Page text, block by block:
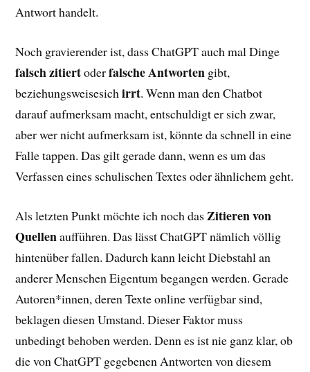
Antwort handelt.
Noch gravierender ist, dass ChatGPT auch mal Dinge
falsch zitiertoderfalsche Antworten gibt,
beziehungsweisesich irrt. Wenn man den Chatbot
darauf aufmerksam macht, entschuldigt er sich zwar,
aber wer nicht aufmerksam ist, könnte da schnell in eine
Falle tappen. Das gilt gerade dann, wenn es um das
Verfassen eines schulischen Textes oder ähnlichem geht.
Als letzten Punkt möchte ich noch dasZitieren von
Quellenaufführen. Das lässt ChatGPT nämlich völlig
hintenüber fallen. Dadurch kann leicht Diebstahl an
anderer Menschen Eigentum begangen werden. Gerade
Autoren*innen, deren Texte online verfügbar sind,
beklagen diesen Umstand. Dieser Faktor muss
unbedingt behoben werden. Denn es ist nie ganz klar, ob
die von ChatGPT gegebenen Antworten von diesem